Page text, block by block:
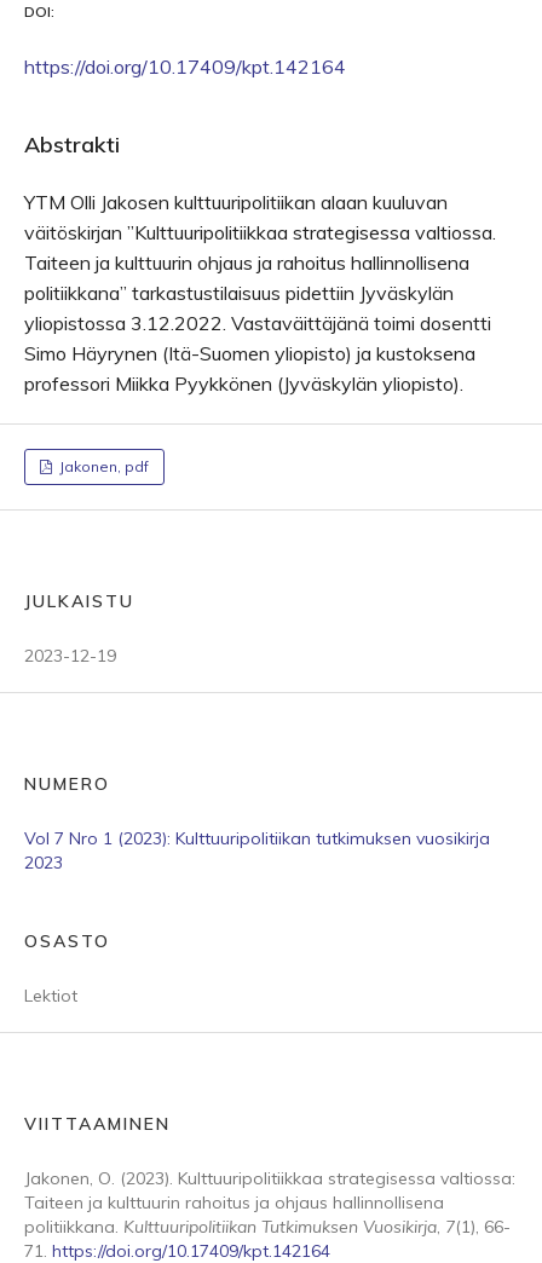
DOI:
https://doi.org/10.17409/kpt.142164
Abstrakti
YTM Olli Jakosen kulttuuripolitiikan alaan kuuluvan
väitöskirjan ”Kulttuuripolitiikkaa strategisessa valtiossa.
Taiteen ja kulttuurin ohjaus ja rahoitus hallinnollisena
politiikkana” tarkastustilaisuus pidettiin Jyväskylän
yliopistossa 3.12.2022. Vastaväittäjänä toimi dosentti
Simo Häyrynen (Itä-Suomen yliopisto) ja kustoksena
professori Miikka Pyykkönen (Jyväskylän yliopisto).
Jakonen, pdf
JULKAISTU
2023-12-19
NUMERO
Vol 7 Nro 1 (2023): Kulttuuripolitiikan tutkimuksen vuosikirja
2023
OSASTO
Lektiot
VIITTAAMINEN
Jakonen, O. (2023). Kulttuuripolitiikkaa strategisessa valtiossa:
Taiteen ja kulttuurin rahoitus ja ohjaus hallinnollisena
politiikkana. Kulttuuripolitiikan Tutkimuksen Vuosikirja, 7(1), 66-
71. https://doi.org/10.17409/kpt.142164